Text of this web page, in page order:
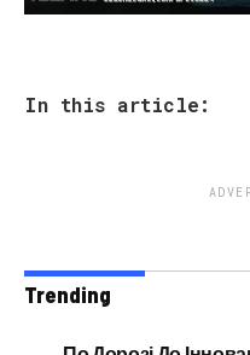
In this article:
Trending